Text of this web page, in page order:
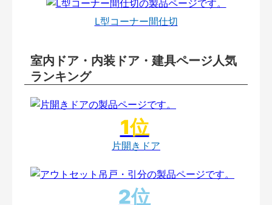
L型コーナー間仕切
室内ドア・内装ドア・建具ページ人気
ランキング
片開きドア